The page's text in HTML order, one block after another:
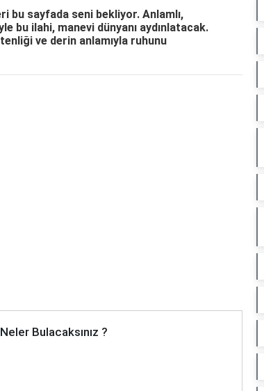
bu sayfada seni bekliyor. Anlamlı,
bu ilahi, manevi dünyanı aydınlatacak.
ve derin anlamıyla ruhunu
Bulacaksınız ?